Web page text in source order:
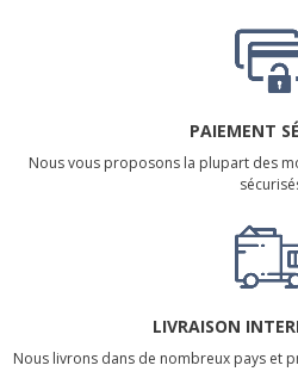
PAIEMENT
Nous vous proposons la plupart des
LIVRAISON
Nous livrons dans de nombreux pays et